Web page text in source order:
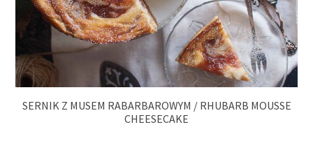
SERNIK Z MUSEM RABARBAROWYM / RHUBARB MOUSSE
CHEESECAKE